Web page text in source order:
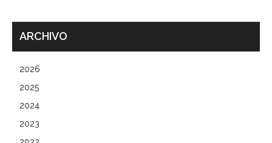
ARCHIVO
2026
2025
2024
2023